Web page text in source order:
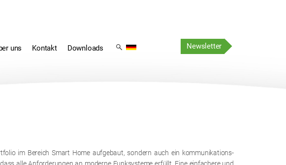
überspringen
Newsletter
uns Kontakt Downloads
überspringen
im Bereich Smart Home aufgebaut, sondern auch ein kommunikations-
alle Anforderungen an moderne Funksysteme erfüllt. Eine einfachere und